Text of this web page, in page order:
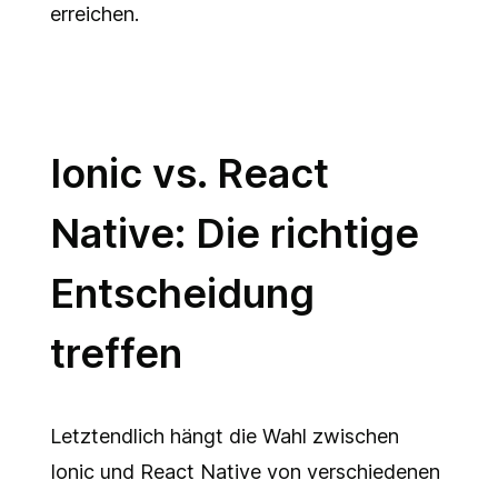
erreichen.
Ionic vs. React
Native: Die richtige
Entscheidung
treffen
Letztendlich hängt die Wahl zwischen
Ionic und React Native von verschiedenen